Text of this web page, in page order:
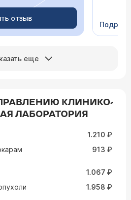
отзыв
Сейчас
еще
КЛИНИКО-
ЛАБОРАТОРИЯ
1.210 ₽
913 ₽
1.067 ₽
1.958 ₽